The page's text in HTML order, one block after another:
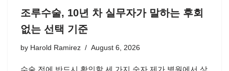
조루수술, 10년 차 실무자가 말하는 후회
없는 선택 기준
by Harold Ramirez August 6, 2026
수술 전에 반드시 확인할 세 가지 숫자 제가 병원에서 상